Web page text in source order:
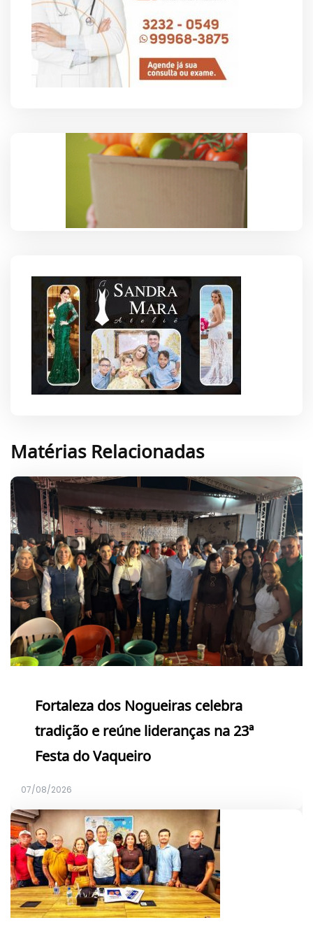
Matérias Relacionadas
Fortaleza dos Nogueiras celebra
tradição e reúne lideranças na 23ª
Festa do Vaqueiro
07/08/2026